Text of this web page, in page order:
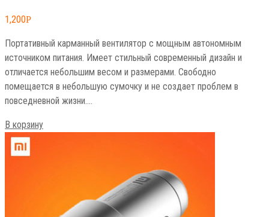
1,200Р
Портативный карманный вентилятор с мощным автономным
источником питания. Имеет стильный современный дизайн и
отличается небольшим весом и размерами. Свободно
помещается в небольшую сумочку и не создает проблем в
повседневной жизни.…
В корзину